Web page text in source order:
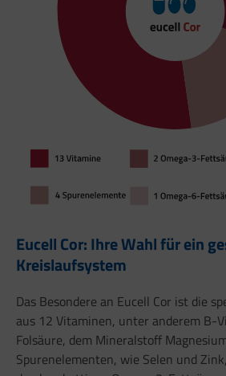
Eucell Cor: Ihre Wahl für ein
Kreislaufsystem
Das Besondere an Eucell Cor ist die
aus 12 Vitaminen, unter anderem B-
Folsäure, dem Mineralstoff
Spurenelementen, wie Selen und